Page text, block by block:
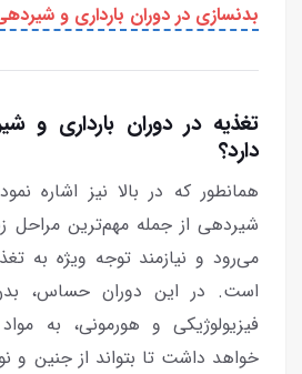
بدنسازی در دوران بارداری و
تغذیه در دوران بارداری و
دارد؟
همانطور که در بالا نیز اشاره
شیردهی از جمله مهم‌ترین مراحل
می‌رود و نیازمند توجه ویژه به
است. در این دوران حساس، بدن
فیزیولوژیکی و هورمونی، به
خواهد داشت تا بتواند از جنین و